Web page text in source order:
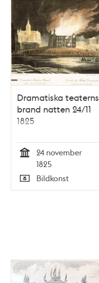
Dramatiska teaterns
brand natten 24/11
1825
24 november
1825
Typ
Bildkonst